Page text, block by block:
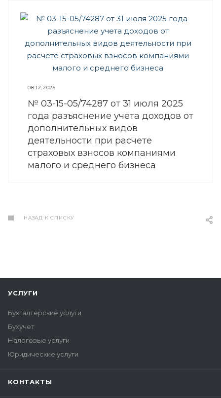
08.12.2025
№ 03-15-05/74287 от 31 июля 2025
года разъяснение учета доходов от
дополнительных видов
деятельности при расчете
страховых взносов компаниями
малого и среднего бизнеса
НАЗАД К СПИСКУ
УСЛУГИ
Бухгалтерские услуги
Бухучет
Налоговые услуги
Юридические услуги
КОНТАКТЫ